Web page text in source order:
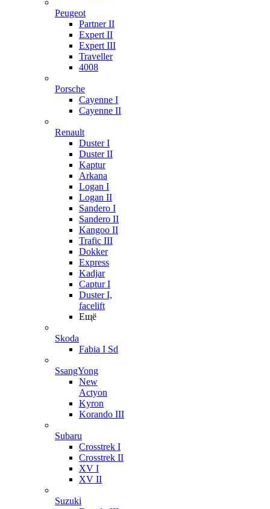
Peugeot
Partner II
Expert II
Expert III
Traveller
4008
Porsche
Cayenne I
Cayenne II
Renault
Duster I
Duster II
Kaptur
Arkana
Logan I
Logan II
Sandero I
Sandero II
Kangoo II
Trafic III
Dokker
Express
Kadjar
Captur I
Duster I,
facelift
Ещё
Skoda
Fabia I Sd
SsangYong
New
Actyon
Kyron
Korando III
Subaru
Crosstrek I
Crosstrek II
XV I
XV II
Suzuki